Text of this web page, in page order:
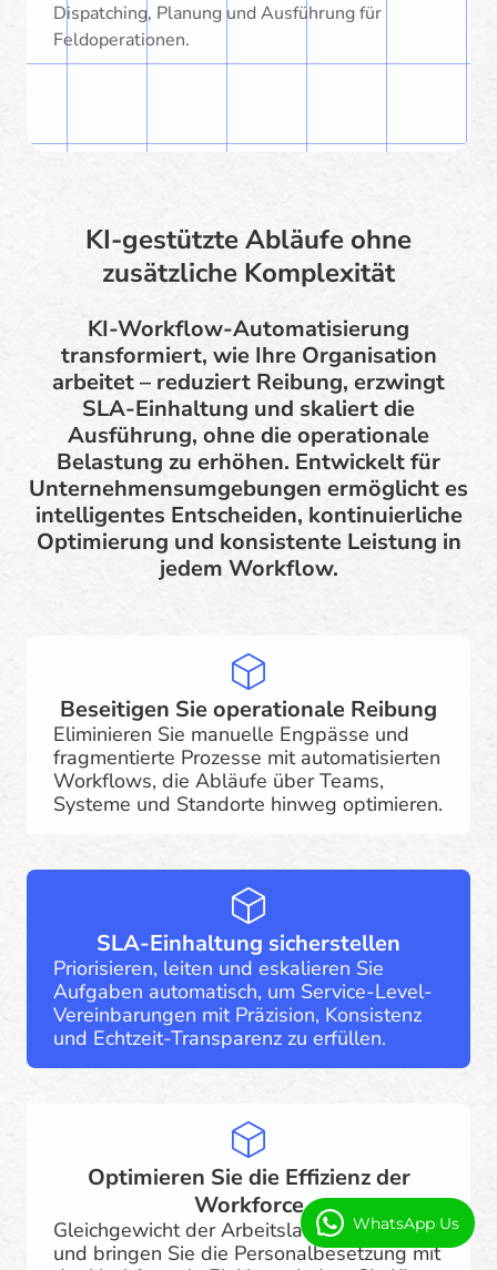
Dispatching, Planung und Ausführung für
Feldoperationen.
KI-gestützte Abläufe ohne
zusätzliche Komplexität
KI-Workflow-Automatisierung
transformiert, wie Ihre Organisation
arbeitet – reduziert Reibung, erzwingt
SLA-Einhaltung und skaliert die
Ausführung, ohne die operationale
Belastung zu erhöhen. Entwickelt für
Unternehmensumgebungen ermöglicht es
intelligentes Entscheiden, kontinuierliche
Optimierung und konsistente Leistung in
jedem Workflow.
Beseitigen Sie operationale Reibung
Eliminieren Sie manuelle Engpässe und
fragmentierte Prozesse mit automatisierten
Workflows, die Abläufe über Teams,
Systeme und Standorte hinweg optimieren.
SLA-Einhaltung sicherstellen
Priorisieren, leiten und eskalieren Sie
Aufgaben automatisch, um Service-Level-
Vereinbarungen mit Präzision, Konsistenz
und Echtzeit-Transparenz zu erfüllen.
Optimieren Sie die Effizienz der
Workforce
Gleichgewicht der Arbeitslasten dynamisch
und bringen Sie die Personalbesetzung mit
WhatsApp Us